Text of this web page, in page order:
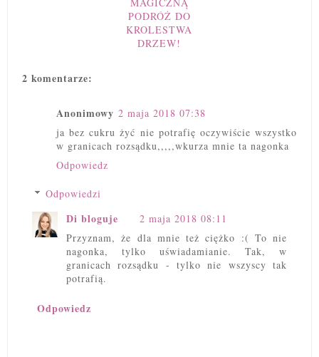
MAGICZNĄ
PODRÓŻ DO
KROLESTWA
DRZEW!
2 komentarze:
Anonimowy 2 maja 2018 07:38
ja bez cukru żyć nie potrafię oczywiście wszystko
w granicach rozsądku,,,,,wkurza mnie ta nagonka
Odpowiedz
Odpowiedzi
Di bloguje
2 maja 2018 08:11
Przyznam, że dla mnie też ciężko :( To nie
nagonka, tylko uświadamianie. Tak, w
granicach rozsądku - tylko nie wszyscy tak
potrafią.
Odpowiedz